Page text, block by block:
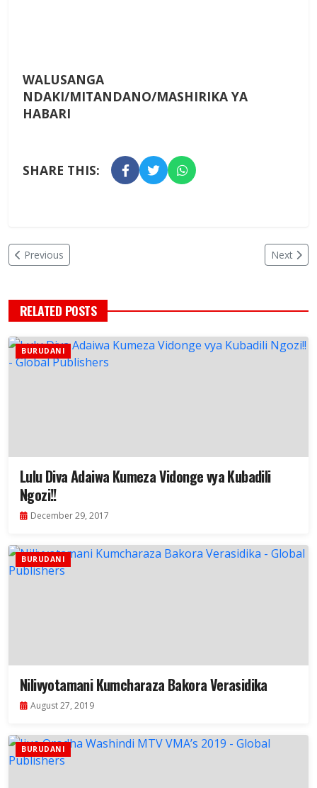
WALUSANGA
NDAKI/MITANDANO/MASHIRIKA YA
HABARI
SHARE THIS:
Previous Next
RELATED POSTS
BURUDANI
Lulu Diva Adaiwa Kumeza Vidonge vya Kubadili
Ngozi!!
December 29, 2017
BURUDANI
Nilivyotamani Kumcharaza Bakora Verasidika
August 27, 2019
BURUDANI